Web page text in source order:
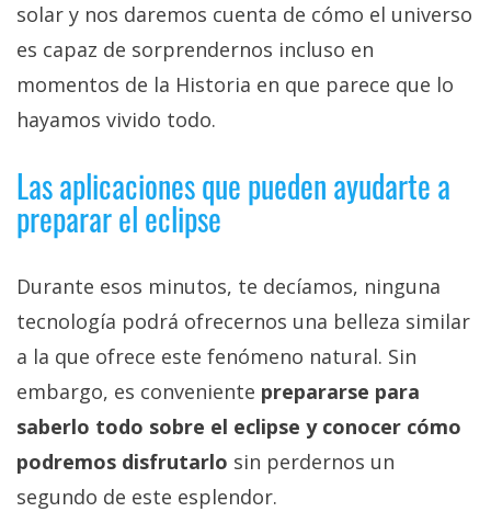
solar y nos daremos cuenta de cómo el universo
es capaz de sorprendernos incluso en
momentos de la Historia en que parece que lo
hayamos vivido todo.
Las aplicaciones que pueden ayudarte a
preparar el eclipse
Durante esos minutos, te decíamos, ninguna
tecnología podrá ofrecernos una belleza similar
a la que ofrece este fenómeno natural. Sin
embargo, es conveniente prepararse para
saberlo todo sobre el eclipse y conocer cómo
podremos disfrutarlo sin perdernos un
segundo de este esplendor.